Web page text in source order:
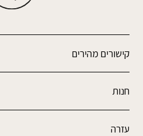
קישורים מהירים
חנות
עזרה